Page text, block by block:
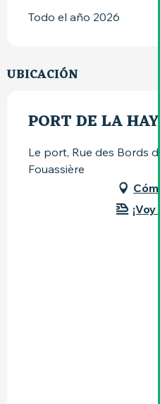
Todo el año 2026
UBICACIÓN
PORT DE LA
Le port, Rue des Bords
Fouassière
¡Voy